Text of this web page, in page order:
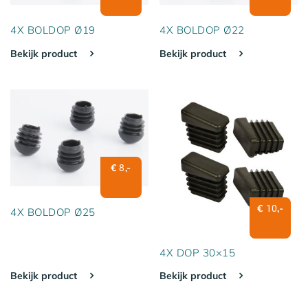
4X BOLDOP Ø19
Bekijk product
4X BOLDOP Ø22
Bekijk product
€8,-
4X BOLDOP Ø25
Bekijk product
€ 10,-
4X DOP 30×15
Bekijk product